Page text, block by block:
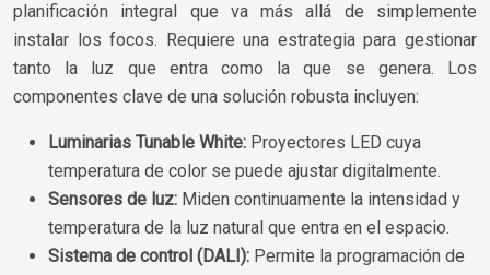
planificación integral que va más allá de simplemente
instalar los focos. Requiere una estrategia para gestionar
tanto la luz que entra como la que se genera. Los
componentes clave de una solución robusta incluyen:
Luminarias Tunable White: Proyectores LED cuya
temperatura de color se puede ajustar digitalmente.
Sensores de luz: Miden continuamente la intensidad y
temperatura de la luz natural que entra en el espacio.
Sistema de control (DALI): Permite la programación de